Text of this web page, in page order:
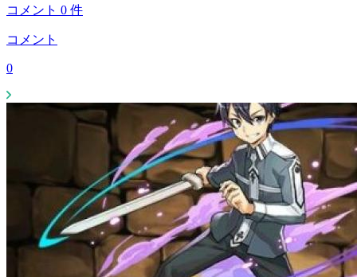
コメント 0 件
コメント
0